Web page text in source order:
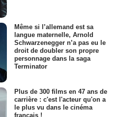
Même si l’allemand est sa
langue maternelle, Arnold
Schwarzenegger n’a pas eu le
droit de doubler son propre
personnage dans la saga
Terminator
Plus de 300 films en 47 ans de
carrière : c'est l'acteur qu'on a
le plus vu dans le cinéma
français !